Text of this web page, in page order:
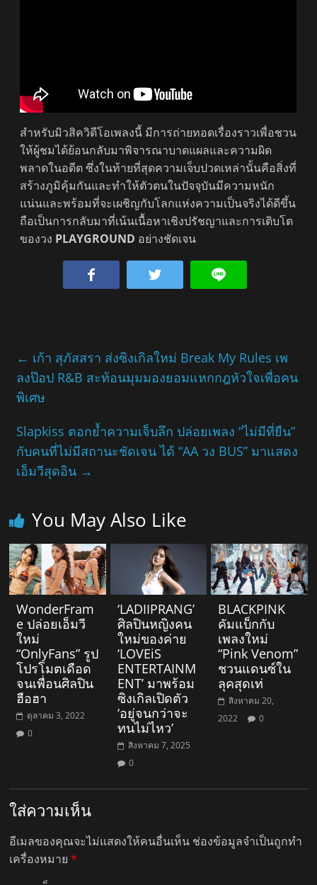
สำหรับมิวสิควิดีโอเพลงนี้ มีการถ่ายทอดเรื่องราวเพื่อชวน
ให้ผู้ชมได้ย้อนกลับมาพิจารณาบาดแผลและความผิด
พลาดในอดีต ซึ่งในท้ายที่สุดความเจ็บปวดเหล่านั้นคือสิ่งที่
สร้างภูมิคุ้มกันและทำให้ตัวตนในปัจจุบันมีความหนัก
แน่นและพร้อมที่จะเผชิญกับโลกแห่งความเป็นจริงได้ดีขึ้น
ถือเป็นการกลับมาที่เน้นเนื้อหาเชิงปรัชญาและการเติบโต
ของวง PLAYGROUND อย่างชัดเจน
← เก้า สุภัสสรา ส่งซิงเกิลใหม่ Break My Rules เพ
ลงป๊อป R&B สะท้อนมุมมองยอมแหกกฎหัวใจเพื่อคน
พิเศษ
Slapkiss ตอกย้ำความเจ็บลึก ปล่อยเพลง “ไม่มีที่ยืน”
กับคนที่ไม่มีสถานะชัดเจน ได้ “AA วง BUS” มาแสดง
เอ็มวีสุดอิน →
You May Also Like
WonderFram
e ปล่อยเอ็มวี
ใหม่
“OnlyFans” รูป
โปรโมตเดือด
จนเพื่อนศิลปิน
ฮือฮา
ตุลาคม 3, 2022
0
‘LADIIPRANG’
ศิลปินหญิงคน
ใหม่ของค่าย
‘LOVEiS
ENTERTAINM
ENT’ มาพร้อม
ซิงเกิลเปิดตัว
‘อยู่จนกว่าจะ
ทนไม่ไหว’
สิงหาคม 7, 2025
0
BLACKPINK
คัมแบ็กกับ
เพลงใหม่
“Pink Venom”
ชวนแดนซ์ใน
ลุคสุดเท่
สิงหาคม 20,
2022
0
ใส่ความเห็น
อีเมลของคุณจะไม่แสดงให้คนอื่นเห็น ช่องข้อมูลจำเป็นถูกทำ
เครื่องหมาย*